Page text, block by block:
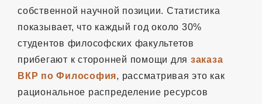
собственной научной позиции. Статистика
показывает, что каждый год около 30%
студентов философских факультетов
прибегают к сторонней помощи для заказа
ВКР по Философия, рассматривая это как
рациональное распределение ресурсов